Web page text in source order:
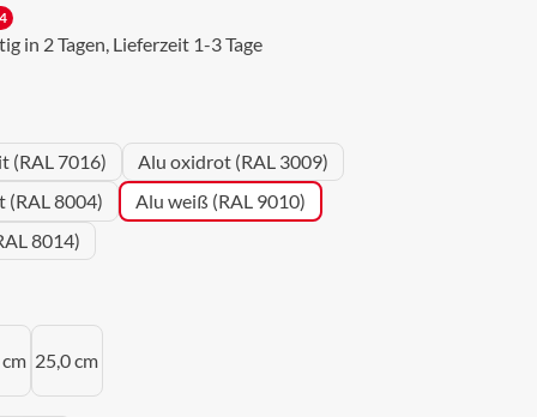
in 2 Tagen, Lieferzeit 1-3 Tage
(RAL 7016)
Alu oxidrot (RAL 3009)
(RAL 8004)
Alu weiß (RAL 9010)
8014)
25,0 cm